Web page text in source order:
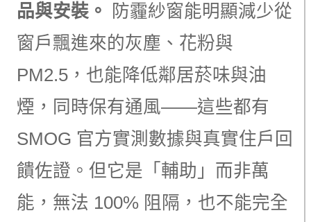
品與安裝。
防霾紗窗能明顯減少從
窗戶飄進來的灰塵、花粉與
PM2.5，也能降低鄰居菸味與油
煙，同時保有通風——這些都有
SMOG 官方實測數據與真實住戶回
饋佐證。但它是「輔助」而非萬
能，無法 100% 阻隔，也不能完全